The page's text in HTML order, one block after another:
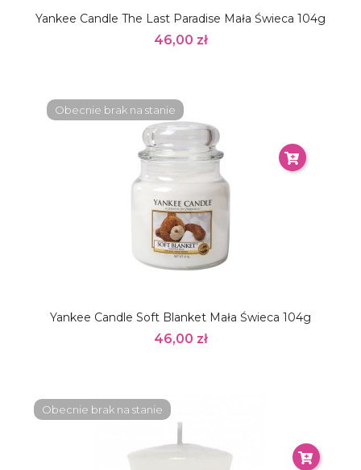
Yankee Candle The Last Paradise Mała Świeca 104g
46,00 zł
Yankee Candle Soft Blanket Mała Świeca 104g
46,00 zł
Obecnie brak na stanie
Obecnie brak na stanie